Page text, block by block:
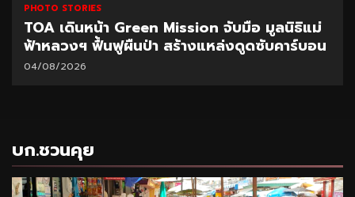
PHOTO STORIES
TOA เดินหน้า Green Mission จับมือ มูลนิธิแม่
ฟ้าหลวงฯ ฟื้นฟูผืนป่า สร้างแหล่งดูดซับคาร์บอน
04/08/2026
บก.ชวนคุย